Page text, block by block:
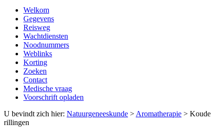
Welkom
Gegevens
Reisweg
Wachtdiensten
Noodnummers
Weblinks
Korting
Zoeken
Contact
Medische vraag
Voorschrift opladen
U bevindt zich hier: Natuurgeneeskunde > Aromatherapie > Koude
rillingen